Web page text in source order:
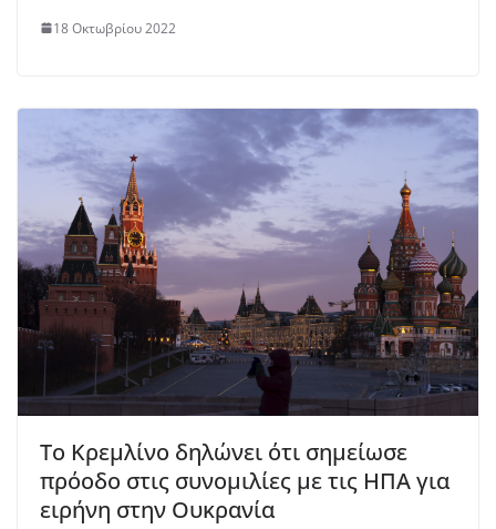
18 Οκτωβρίου 2022
Το Κρεμλίνο δηλώνει ότι σημείωσε
πρόοδο στις συνομιλίες με τις ΗΠΑ για
ειρήνη στην Ουκρανία